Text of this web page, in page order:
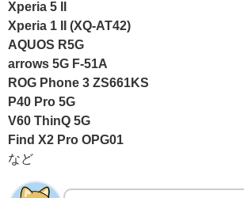
Xperia 5 II
Xperia 1 II (XQ-AT42)
AQUOS R5G
arrows 5G F-51A
ROG Phone 3 ZS661KS
P40 Pro 5G
V60 ThinQ 5G
Find X2 Pro OPG01
など